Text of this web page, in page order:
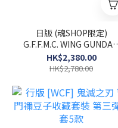
日版 (魂SHOP限定)
G.F.F.M.C. WING GUNDAM
ZERO EW Noble Color
Ver.
HK$2,380.00
HK$2,780.00